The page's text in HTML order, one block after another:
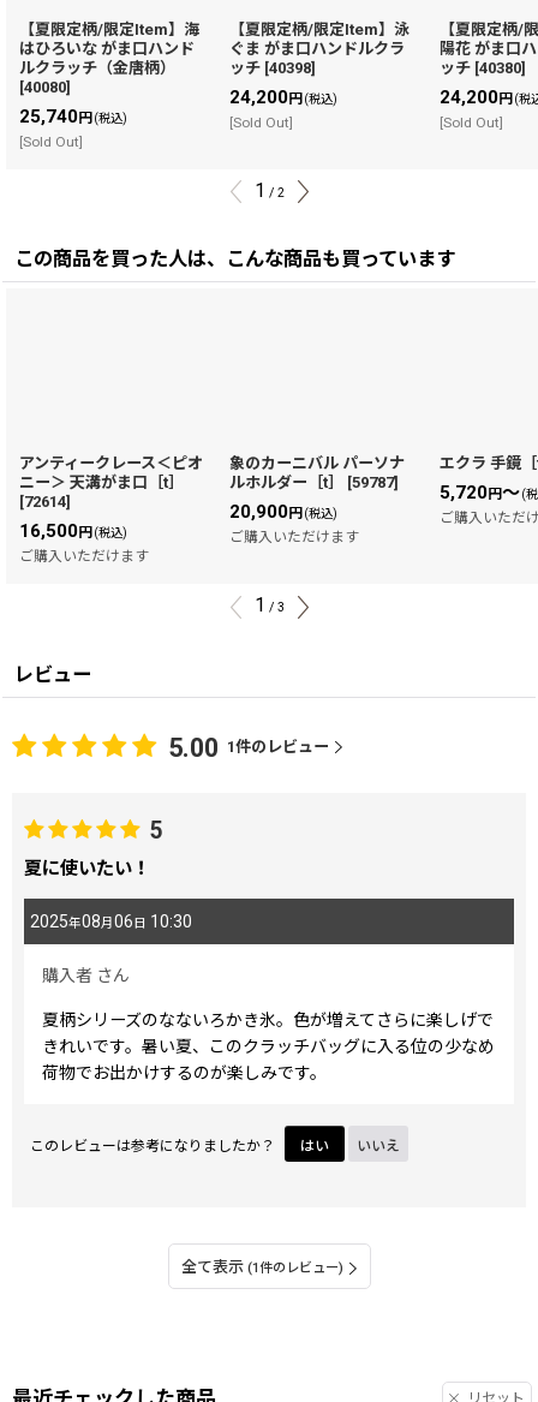
【夏限定柄/限定Item】海
はひろいな がま口ハンド
ルクラッチ（金唐柄）
[40080]
25,740円(税込)
[Sold Out]
【夏限定柄/限定Item】泳
ぐま がま口ハンドルクラ
ッチ [40398]
24,200円(税込)
[Sold Out]
【夏限定柄/
陽花 がま口
ッチ [40380]
24,200円(税
[Sold Out]
1 / 2
この商品を買った人は、こんな商品も買っています
アンティークレース＜ピオ
ニー＞ 天溝がま口［t］
[72614]
16,500円 (税込)
ご購入いただけます
象のカーニバル パーソナ
ルホルダー［t］
[59787]
20,900円 (税込)
ご購入いただけます
エクラ 手鏡
5,720円～(
ご購入いただ
1 / 3
レビュー
5.00 1件のレビュー
5
夏に使いたい！
2025年08月 06 日 10:30
購入者 さん
夏柄シリーズのなないろかき氷。色が増えてさらに楽しげで
きれいです。暑い夏、このクラッチバッグに入る位の少なめ
荷物でお出かけするのが楽しみです。
このレビューは参考になりましたか？ はい いいえ
全て表示 (1件のレビュー)